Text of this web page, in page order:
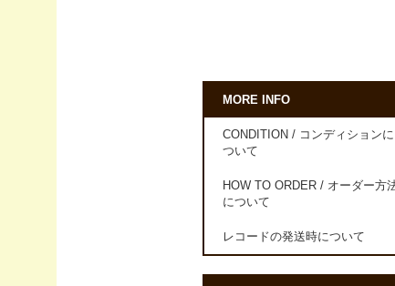
MORE INFO
CONDITION / コンディションに
ついて
HOW TO ORDER / オーダー方
について
レコードの発送時について